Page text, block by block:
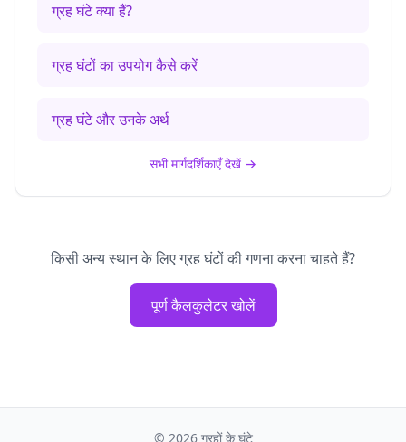
ग्रह घंटे क्या हैं?
ग्रह घंटों का उपयोग कैसे करें
ग्रह घंटे और उनके अर्थ
सभी मार्गदर्शिकाएँ देखें →
किसी अन्य स्थान के लिए ग्रह घंटों की गणना करना चाहते हैं?
पूर्ण कैलकुलेटर खोलें
© 2026 ग्रहों के घंटे